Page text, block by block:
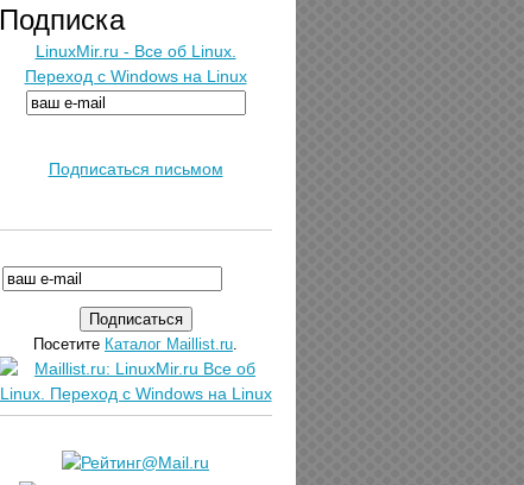
Подписка
LinuxMir.ru - Все об Linux.
Переход с Windows на Linux
Подписаться письмом
Посетите Каталог Maillist.ru.